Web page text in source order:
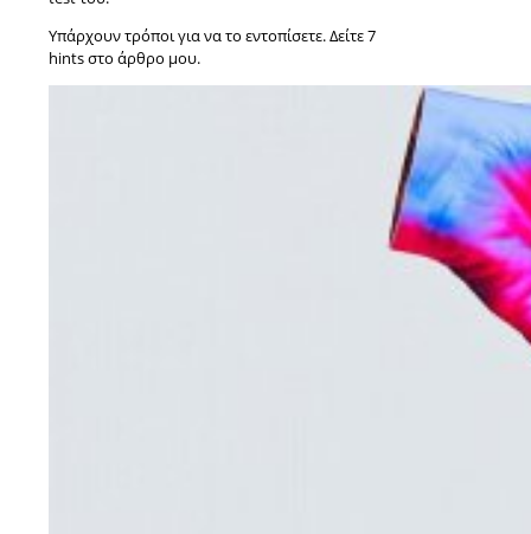
Υπάρχουν τρόποι για να το εντοπίσετε. Δείτε 7
hints στο άρθρο μου.